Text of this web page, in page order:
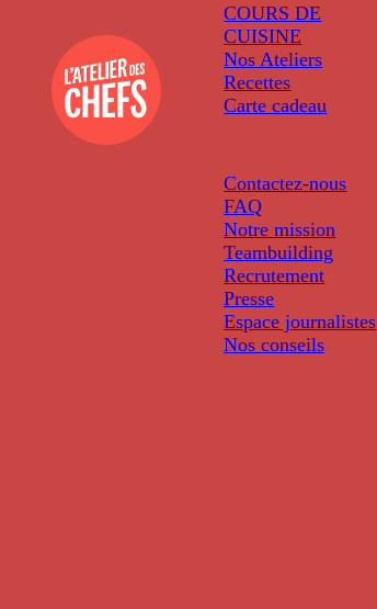
COURS DE
CUISINE
Nos Ateliers
Recettes
Carte cadeau
Contactez-nous
FAQ
Notre mission
Teambuilding
Recrutement
Presse
Espace journalistes
Nos conseils